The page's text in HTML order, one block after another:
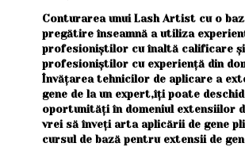
Conturarea unui Lash Artist cu o
pregătire înseamnă a utiliza
profesioniștilor cu înaltă calificare
profesioniștilor cu experiență din
Învățarea tehnicilor de aplicare a
gene de la un expert,îți poate
oportunități în domeniul extensiilor
vrei să înveți arta aplicării de gene
cursul de bază pentru extensii de